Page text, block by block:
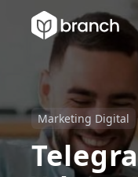
Marketing Digital